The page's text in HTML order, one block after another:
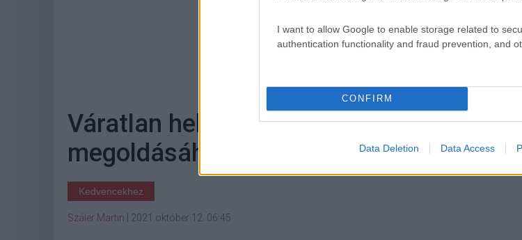
I want to allow Google to enable storage related to
authentication functionality and fraud prevention, and
CONFIRM
Data Deletion Data Access
Váratlan helyről érkezhet segítség a
megoldásához
Kedvencekhez
Száler Martin 2021 október 12. 06:45